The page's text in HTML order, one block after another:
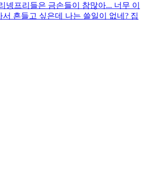
넹 프리들은 금손들이 참많아... 너무 이
흔들고 싶은데 나는 쓸일이 없네? 집